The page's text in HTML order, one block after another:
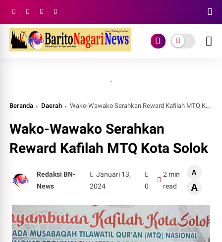
.
Beranda Daerah Wako-Wawako Serahkan Reward Kafilah MTQ Kota Solok
Wako-Wawako Serahkan
Reward Kafilah MTQ Kota Solok
Redaksi BN-
News
Januari 13,
2024
0
2 min
read
A
A